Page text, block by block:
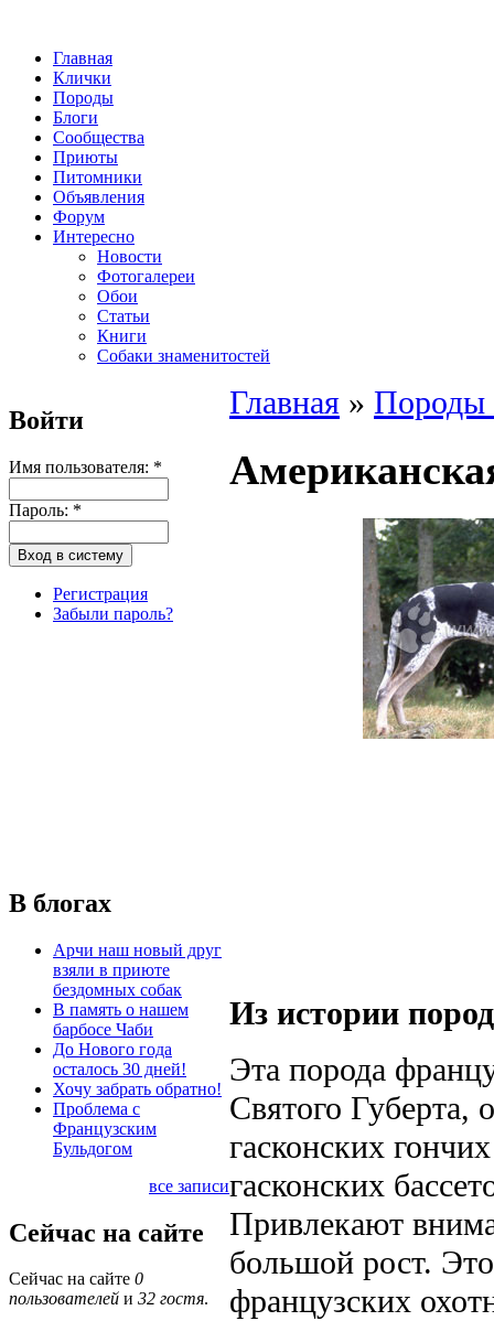
Главная
Клички
Породы
Блоги
Сообщества
Приюты
Питомники
Объявления
Форум
Интересно
Новости
Фотогалереи
Обои
Статьи
Книги
Собаки знаменитостей
Войти
Имя пользователя: *
Пароль: *
Регистрация
Забыли пароль?
В блогах
Арчи наш новый друг
взяли в приюте
бездомных собак
В память о нашем
барбосе Чаби
До Нового года
осталось 30 дней!
Хочу забрать обратно!
Проблема с
Французским
Бульдогом
все записи
Сейчас на сайте
Сейчас на сайте 0
пользователей и 32 гостя.
Главная » Породы
Из истории
Эта порода
Святого Губерта,
гасконских
гасконских
Привлекают
большой рост.
французских